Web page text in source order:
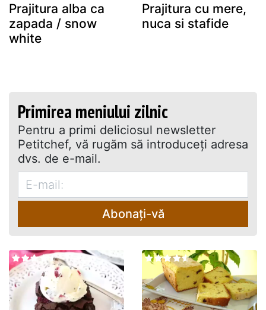
Prajitura alba ca
zapada / snow
white
Prajitura cu mere,
nuca si stafide
Primirea meniului zilnic
Pentru a primi deliciosul newsletter
Petitchef, vă rugăm să introduceţi adresa
dvs. de e-mail.
Abonați-vă